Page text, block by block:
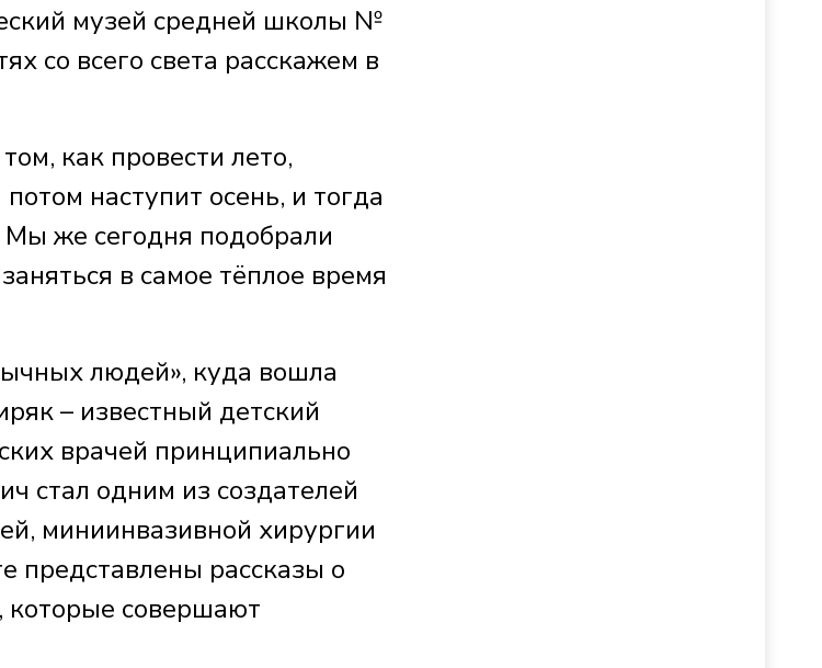
музей средней школы №
со всего света расскажем в
как провести лето,
наступит осень, и тогда
Мы же сегодня подобрали
в самое тёплое время
людей», куда вошла
– известный детский
врачей принципиально
стал одним из создателей
миниинвазивной хирургии
представлены рассказы о
которые совершают